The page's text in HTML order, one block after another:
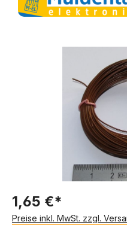
1,65 €*
Preise inkl. MwSt. zzgl.